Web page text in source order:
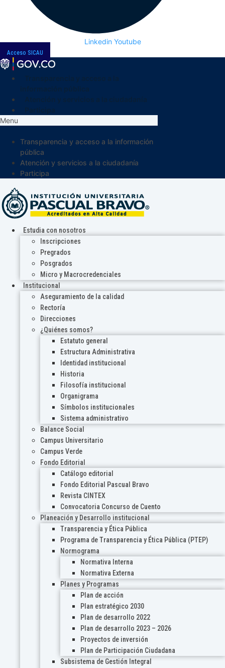
Linkedin Youtube
Acceso SICAU
Menu
Transparencia y acceso a la información
pública
Atención y servicios a la ciudadanía
Participa
Estudia con nosotros
Inscripciones
Pregrados
Posgrados
Micro y Macrocredenciales
Institucional
Aseguramiento de la calidad
Rectoría
Direcciones
¿Quiénes somos?
Estatuto general
Estructura Administrativa
Identidad institucional
Historia
Filosofía institucional
Organigrama
Símbolos institucionales
Sistema administrativo
Balance Social
Campus Universitario
Campus Verde
Fondo Editorial
Catálogo editorial
Fondo Editorial Pascual Bravo
Revista CINTEX
Convocatoria Concurso de Cuento
Planeación y Desarrollo institucional
Transparencia y Ética Pública
Programa de Transparencia y Ética Pública (PTEP)
Normograma
Normativa Interna
Normativa Externa
Planes y Programas
Plan de acción
Plan estratégico 2030
Plan de desarrollo 2022
Plan de desarrollo 2023 – 2026
Proyectos de inversión
Plan de Participación Ciudadana
Subsistema de Gestión Integral